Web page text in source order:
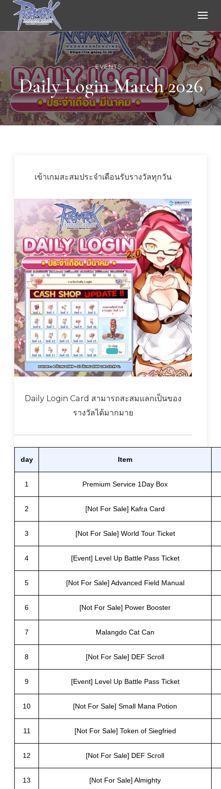
Ragnarok Online
EVENTS
Daily Login March 2026
เข้าเกมสะสมประจำเดือนรับรางวัลทุกวัน
Daily Login Card สามารถสะสมแลกเป็นของ
รางวัลได้มากมาย
day Item
1 Premium Service 1Day Box
2 [Not For Sale] Kafra Card
3 [Not For Sale] World Tour Ticket
4 [Event] Level Up Battle Pass Ticket
5 [Not For Sale] Advanced Field Manual
6 [Not For Sale] Power Booster
7 Malangdo Cat Can
8 [Not For Sale] DEF Scroll
9 [Event] Level Up Battle Pass Ticket
10 [Not For Sale] Small Mana Potion
11 [Not For Sale] Token of Siegfried
12 [Not For Sale] DEF Scroll
13 [Not For Sale] Almighty